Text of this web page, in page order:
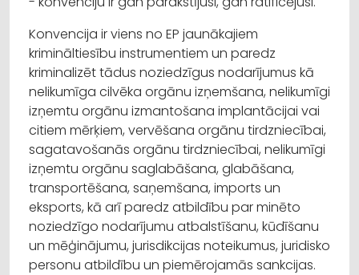
Konvencija ir viens no EP jaunākajiem
krimināltiesību instrumentiem un paredz
kriminalizēt tādus noziedzīgus nodarījumus kā
nelikumīga cilvēka orgānu izņemšana, nelikumīgi
izņemtu orgānu izmantošana implantācijai vai
citiem mērķiem, vervēšana orgānu tirdzniecībai,
sagatavošanās orgānu tirdzniecībai, nelikumīgi
izņemtu orgānu saglabāšana, glabāšana,
transportēšana, saņemšana, imports un
eksports, kā arī paredz atbildību par minēto
noziedzīgo nodarījumu atbalstīšanu, kūdīšanu
un mēģinājumu, jurisdikcijas noteikumus, juridisko
personu atbildību un piemērojamās sankcijas.